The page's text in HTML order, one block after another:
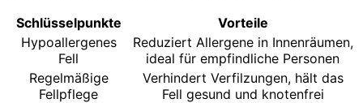
Schlüsselpunkte
Vorteile
Hypoallergenes
Fell
Reduziert Allergene in Innenräumen,
ideal für empfindliche Personen
Regelmäßige
Fellpflege
Verhindert Verfilzungen, hält das
Fell gesund und knotenfrei